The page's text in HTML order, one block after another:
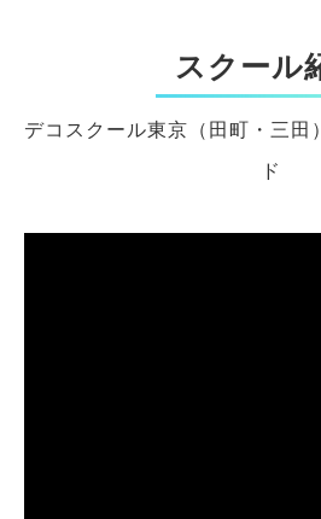
スクール
デコスクール東京（田町・三田
ド